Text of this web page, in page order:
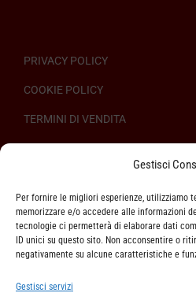
Gestisci
Per fornire le migliori esperienze, utilizziamo
memorizzare e/o accedere alle informazioni
tecnologie ci permetterà di elaborare dati
ID unici su questo sito. Non acconsentire o
negativamente su alcune caratteristiche e
Gestisci servizi
PRIVACY POLICY
COOKIE POLICY
TERMINI DI VENDITA
ASSISTENZA CLIENTI
SPEDIZIONI